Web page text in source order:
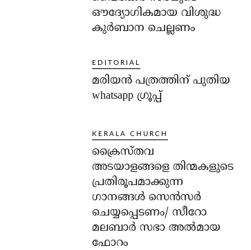
ഔദ്യോഗികമായ വിശുദ്ധ
കുർബാന ചെല്ലണം
EDITORIAL
മരിയൻ പത്രത്തിന് പുതിയ
whatsapp ഗ്രൂപ്പ്
KERALA CHURCH
ക്രൈസ്തവ
അടയാളങ്ങളെ തിന്മകളുടെ
പ്രതിരൂപമാക്കുന്ന
ഗാനങ്ങൾ സെൻസർ
ചെയ്യപ്പെടണം/ സീറോ
മലബാർ സഭാ അൽമായ
ഫോറം